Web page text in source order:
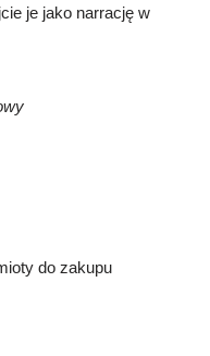
je jako narrację w
do zakupu